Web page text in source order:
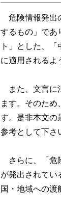
危険情報発出
するもの」であ
ト」とした、
に適用されるよ
また、文言に
ます。そのた
す。是非本文の
参考として下さ
さらに、「危
が発出されてい
国・地域への渡